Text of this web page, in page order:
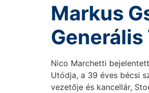
Markus
Nico Marchetti
Utódja, a 39 éves bécsi
vezetője és kancellár,